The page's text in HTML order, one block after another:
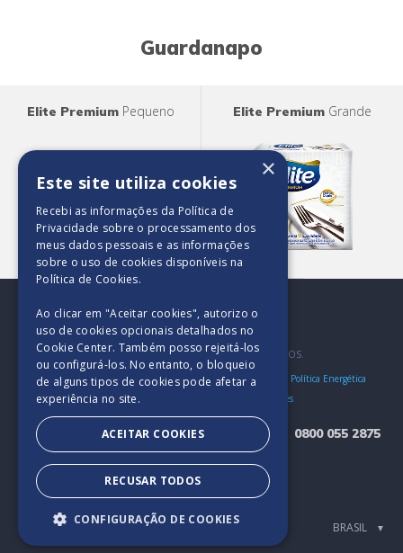
Guardanapo
Elite Premium Pequeno Elite Premium Grande
Procura algo mais?
Conheça toda nossa família
de produtos.
Ver todos
2025. TODOS OS DIREITOS RESERVADOS.
Bases e Condições
Política de Privacidade e Segurança
Política Energética
Política de Qualidade
Política de Cookies
0800 055 2875
Encarregado (DPO) - Softys Brasil
Nome:Eliane Proscurcin Quintella
Email: dpo.brasil@softys.com
▼
×
Este site utiliza cookies
Recebi as informações da Política de
Privacidade sobre o processamento dos
meus dados pessoais e as informações
sobre o uso de cookies disponíveis na
Política de Cookies.
Ao clicar em "Aceitar cookies", autorizo ​​o
uso de cookies opcionais detalhados no
Cookie Center. Também posso rejeitá-los
ou configurá-los. No entanto, o bloqueio
de alguns tipos de cookies pode afetar a
experiência no site.
ACEITAR COOKIES
RECUSAR TODOS
CONFIGURAÇÃO DE COOKIES